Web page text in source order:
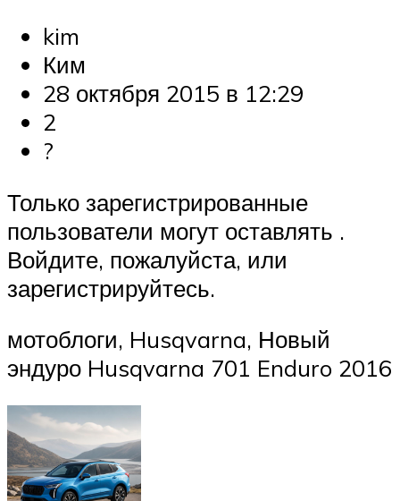
kim
Ким
28 октября 2015 в 12:29
2
?
Только зарегистрированные
пользователи могут оставлять .
Войдите, пожалуйста, или
зарегистрируйтесь.
мотоблоги, Husqvarna, Новый
эндуро Husqvarna 701 Enduro 2016